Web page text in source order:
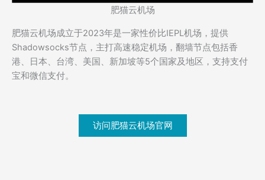
肥猫云机场
肥猫云机场成立于2023年是一家性价比IEPL机场，提供
Shadowsocks节点，主打高速稳定机场，翻墙节点包括香
港、日本、台湾、美国、新加坡等5个国家及地区，支持支付
宝和微信支付。
访问肥猫云机场官网